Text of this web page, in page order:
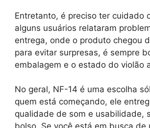
Entretanto, é preciso ter cuidado
alguns usuários relataram
entrega, onde o produto chegou
para evitar surpresas, é sempre
embalagem e o estado do violão
No geral, NF-14 é uma escolha
quem está começando, ele
qualidade de som e usabilidade,
bolso. Se você está em busca de